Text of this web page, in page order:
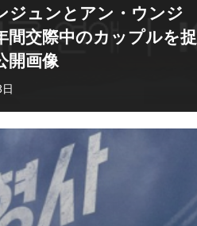
ジュンとアン・ウンジ
間交際中のカップルを捉
開画像